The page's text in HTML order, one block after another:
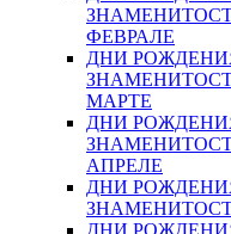
ФЕВРАЛЕ
ДНИ
МАРТЕ
ДНИ
АПРЕЛЕ
ДНИ
ДНИ